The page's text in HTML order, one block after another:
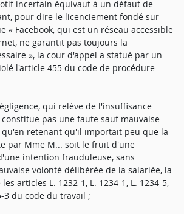
incertain équivaut à un défaut de
pour dire le licenciement fondé sur
« Facebook, qui est un réseau accessible
ne garantit pas toujours la
», la cour d'appel a statué par un
l'article 455 du code de procédure
qui relève de l'insuffisance
pas une faute sauf mauvaise
retenant qu'il importait peu que la
par Mme M... soit le fruit d'une
intention frauduleuse, sans
volonté délibérée de la salariée, la
articles L. 1232-1, L. 1234-1, L. 1234-5,
3 du code du travail ;